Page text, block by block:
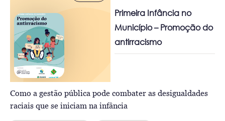
Primeira Infância no
Município – Promoção do
antirracismo
Como a gestão pública pode combater as desigualdades
raciais que se iniciam na infância